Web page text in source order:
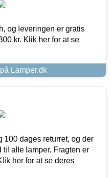
og leveringen er gratis
kr. Klik her for at se
Lamper.dk
100 dages returret, og der
alle lamper. Fragten er
her for at se deres